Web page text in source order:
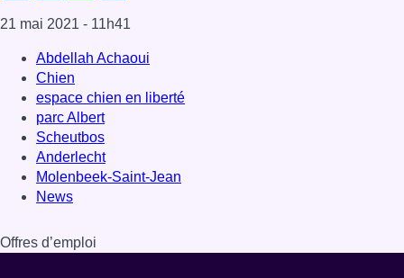
21 mai 2021 - 11h41
Abdellah Achaoui
Chien
espace chien en liberté
parc Albert
Scheutbos
Anderlecht
Molenbeek-Saint-Jean
News
Offres d’emploi